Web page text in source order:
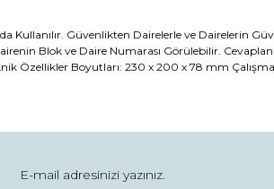
Kullanılır. Güvenlikten Dairelerle ve Dairelerin
Blok ve Daire Numarası Görülebilir.
Özellikler Boyutları: 230 x 200 x 78 mm Çalışma